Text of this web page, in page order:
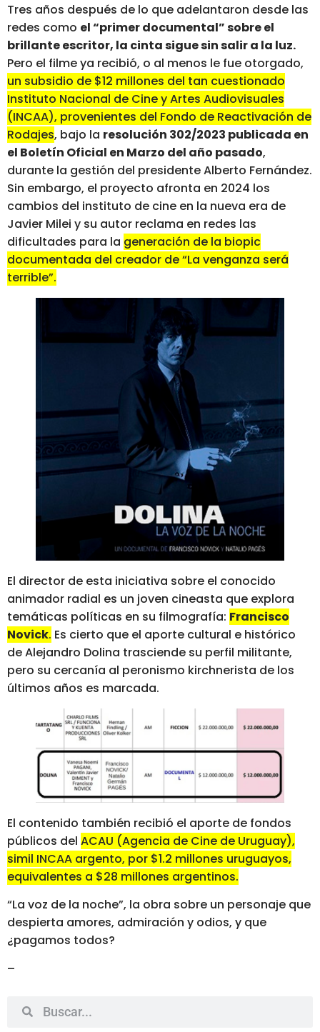
Tres años después de lo que adelantaron desde las
redes como el “primer documental” sobre el
brillante escritor, la cinta sigue sin salir a la luz.
Pero el filme ya recibió, o al menos le fue otorgado,
un subsidio de $12 millones del tan cuestionado
Instituto Nacional de Cine y Artes Audiovisuales
(INCAA), provenientes del Fondo de Reactivación de
Rodajes, bajo la resolución 302/2023 publicada en
el Boletín Oficial en Marzo del año pasado,
durante la gestión del presidente Alberto Fernández.
Sin embargo, el proyecto afronta en 2024 los
cambios del instituto de cine en la nueva era de
Javier Milei y su autor reclama en redes las
dificultades para la generación de la biopic
documentada del creador de “La venganza será
terrible”.
El director de esta iniciativa sobre el conocido
animador radial es un joven cineasta que explora
temáticas políticas en su filmografía: Francisco
Novick. Es cierto que el aporte cultural e histórico
de Alejandro Dolina trasciende su perfil militante,
pero su cercanía al peronismo kirchnerista de los
últimos años es marcada.
El contenido también recibió el aporte de fondos
públicos del ACAU (Agencia de Cine de Uruguay),
simil INCAA argento, por $1.2 millones uruguayos,
equivalentes a $28 millones argentinos.
“La voz de la noche”, la obra sobre un personaje que
despierta amores, admiración y odios, y que
¿pagamos todos?
–